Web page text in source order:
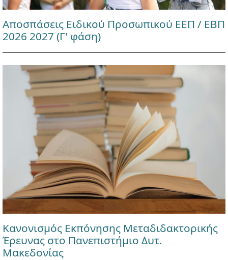
Αποσπάσεις Ειδικού Προσωπικού ΕΕΠ / ΕΒΠ
2026 2027 (Γ' φάση)
Κανονισμός Εκπόνησης Μεταδιδακτορικής
Έρευνας στο Πανεπιστήμιο Δυτ.
Μακεδονίας